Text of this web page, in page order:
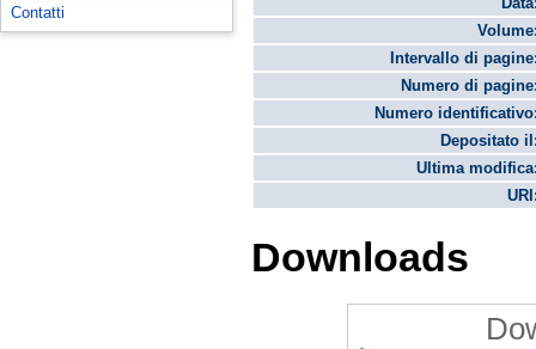
Contatti
Intervallo di
Numero di
Numero
Depositato
Ultima
Downloads